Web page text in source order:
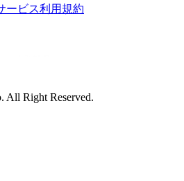
ービス利用規約
All Right Reserved.